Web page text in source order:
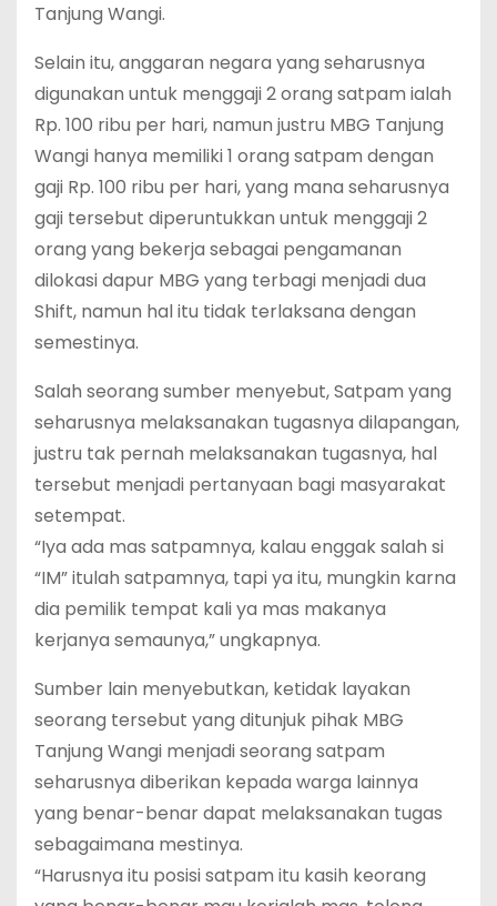
Tanjung Wangi.
Selain itu, anggaran negara yang seharusnya
digunakan untuk menggaji 2 orang satpam ialah
Rp. 100 ribu per hari, namun justru MBG Tanjung
Wangi hanya memiliki 1 orang satpam dengan
gaji Rp. 100 ribu per hari, yang mana seharusnya
gaji tersebut diperuntukkan untuk menggaji 2
orang yang bekerja sebagai pengamanan
dilokasi dapur MBG yang terbagi menjadi dua
Shift, namun hal itu tidak terlaksana dengan
semestinya.
Salah seorang sumber menyebut, Satpam yang
seharusnya melaksanakan tugasnya dilapangan,
justru tak pernah melaksanakan tugasnya, hal
tersebut menjadi pertanyaan bagi masyarakat
setempat.
“Iya ada mas satpamnya, kalau enggak salah si
“IM” itulah satpamnya, tapi ya itu, mungkin karna
dia pemilik tempat kali ya mas makanya
kerjanya semaunya,” ungkapnya.
Sumber lain menyebutkan, ketidak layakan
seorang tersebut yang ditunjuk pihak MBG
Tanjung Wangi menjadi seorang satpam
seharusnya diberikan kepada warga lainnya
yang benar-benar dapat melaksanakan tugas
sebagaimana mestinya.
“Harusnya itu posisi satpam itu kasih keorang